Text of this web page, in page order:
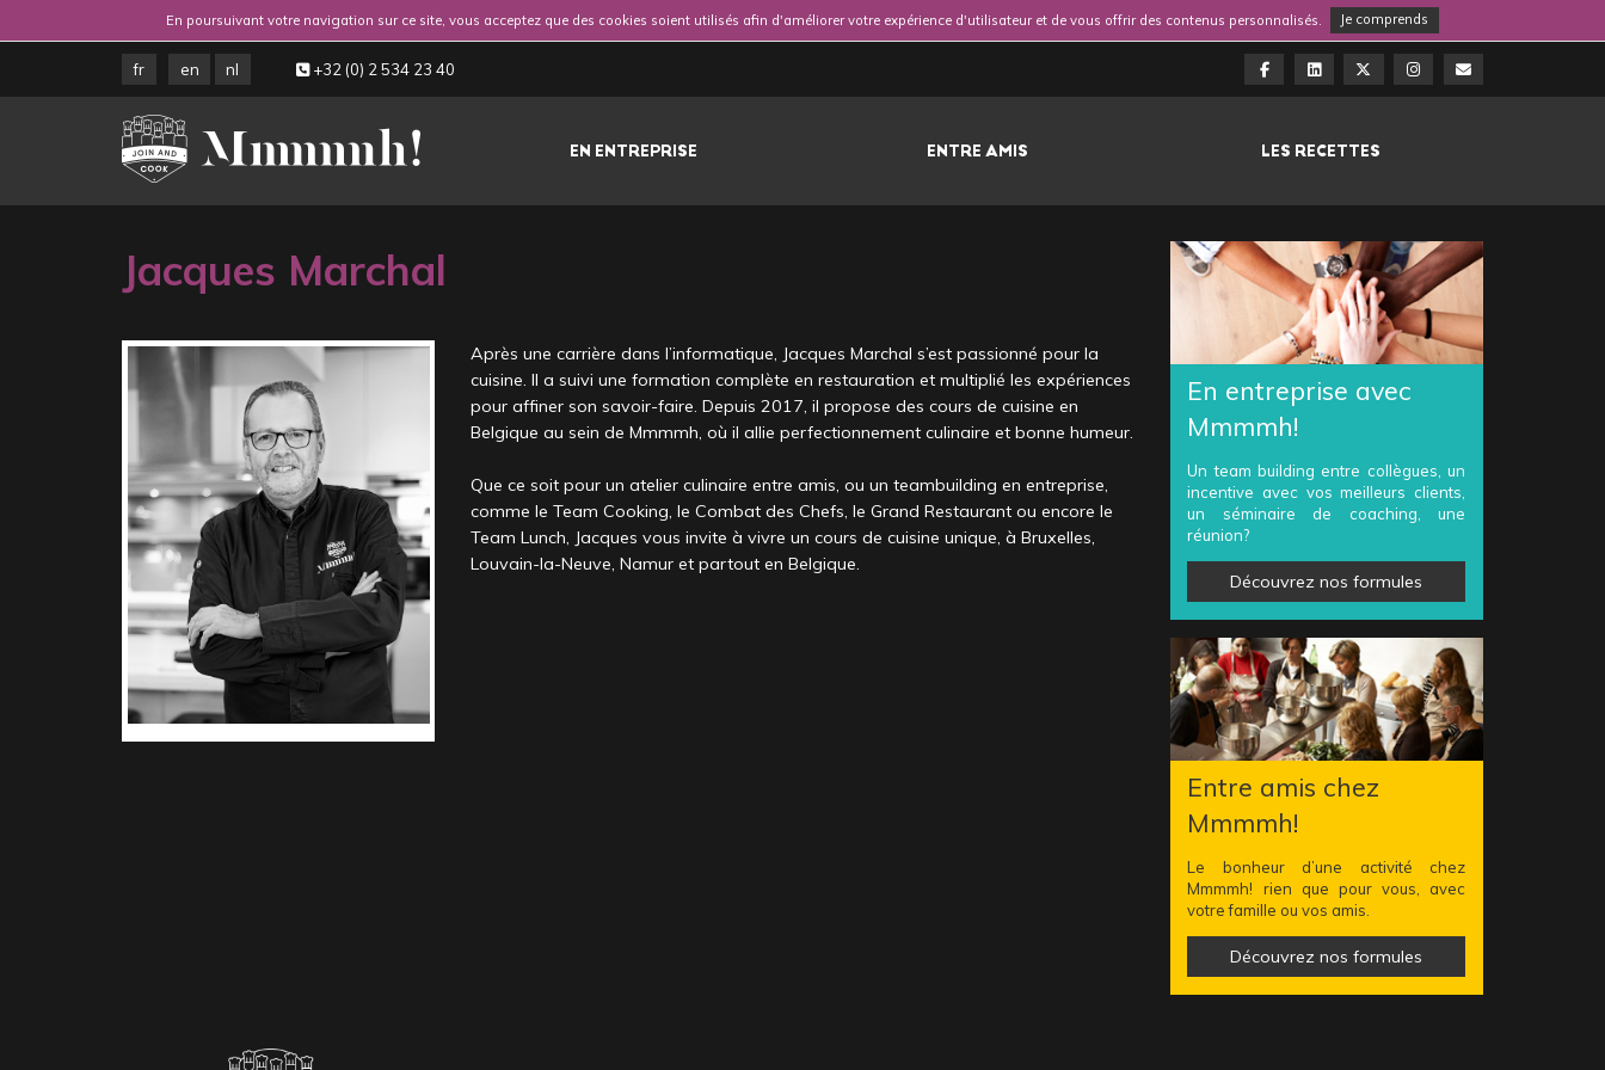
En poursuivant votre navigation sur ce site, vous acceptez que des cookies soient utilisés afin d'améliorer votre expérience d'utilisateur et de vous offrir des contenus personnalisés. Je comprends
fr en nl +32 (0) 2 534 23 40
EN ENTREPRISE ENTRE AMIS LES RECETTES
Jacques Marchal
Après une carrière dans l’informatique, Jacques Marchal s’est passionné pour la
cuisine. Il a suivi une formation complète en restauration et multiplié les expériences
pour affiner son savoir-faire. Depuis 2017, il propose des cours de cuisine en
Belgique au sein de Mmmmh, où il allie perfectionnement culinaire et bonne humeur.
Que ce soit pour un atelier culinaire entre amis, ou un teambuilding en entreprise,
comme le Team Cooking, le Combat des Chefs, le Grand Restaurant ou encore le
Team Lunch, Jacques vous invite à vivre un cours de cuisine unique, à Bruxelles,
Louvain-la-Neuve, Namur et partout en Belgique.
En entreprise avec
Mmmmh!
Un team building entre collègues, un
incentive avec vos meilleurs clients,
un séminaire de coaching, une
réunion?
Découvrez nos formules
Entre amis chez
Mmmmh!
Le bonheur d’une activité chez
Mmmmh! rien que pour vous, avec
votre famille ou vos amis.
Découvrez nos formules